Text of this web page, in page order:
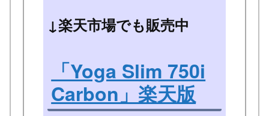
↓楽天市場でも販売中
「Yoga Slim 750i
Carbon」楽天版